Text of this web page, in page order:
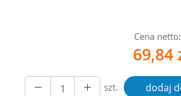
Cena netto:
69,84
szt. dodaj